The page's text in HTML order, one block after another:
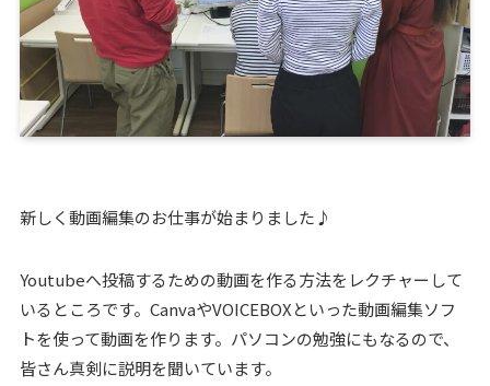
新しく動画編集のお仕事が始まりました♪
Youtubeへ投稿するための動画を作る方法をレクチャーして
いるところです。CanvaやVOICEBOXといった動画編集ソフ
トを使って動画を作ります。パソコンの勉強にもなるので、
皆さん真剣に説明を聞いています。